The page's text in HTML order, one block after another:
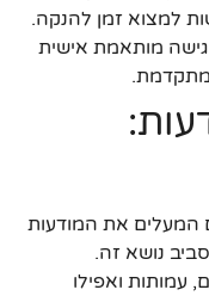
למצוא זמן להנקה.
מותאמת אישית
מתקדמת.
המעלים את המודעות
נושא זה.
עמותות ואפילו